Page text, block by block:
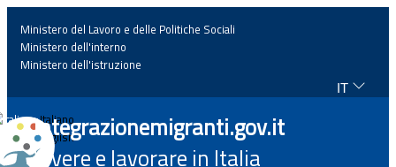
Home
Ministero del Lavoro e delle Politiche Sociali
Ministero dell'interno
Ministero dell'istruzione
IT
Italiano
English
Integrazionemigranti.gov.it
Vivere e lavorare in Italia